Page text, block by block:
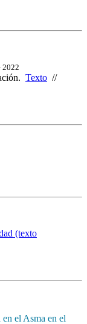
2022
Texto //
(texto
el Asma en el